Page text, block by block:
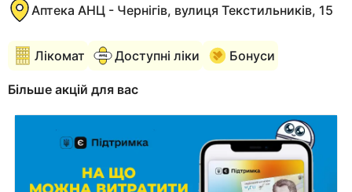
Аптека АНЦ - Чернігів, вулиця Текстильників, 15
Лікомат Доступні ліки Бонуси
Більше акцій для вас